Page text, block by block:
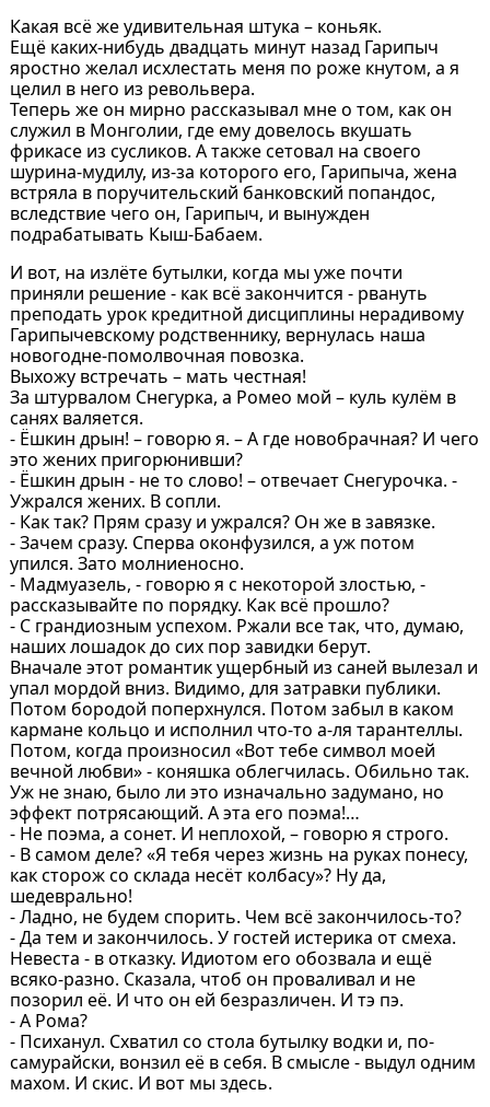
Какая всё же удивительная штука – коньяк.
Ещё каких-нибудь двадцать минут назад Гарипыч
яростно желал исхлестать меня по роже кнутом, а я
целил в него из револьвера.
Теперь же он мирно рассказывал мне о том, как он
служил в Монголии, где ему довелось вкушать
фрикасе из сусликов. А также сетовал на своего
шурина-мудилу, из-за которого его, Гарипыча, жена
встряла в поручительский банковский попандос,
вследствие чего он, Гарипыч, и вынужден
подрабатывать Кыш-Бабаем.
И вот, на излёте бутылки, когда мы уже почти
приняли решение - как всё закончится - рвануть
преподать урок кредитной дисциплины нерадивому
Гарипычевскому родственнику, вернулась наша
новогодне-помолвочная повозка.
Выхожу встречать – мать честная!
За штурвалом Снегурка, а Ромео мой – куль кулём в
санях валяется.
- Ёшкин дрын! – говорю я. – А где новобрачная? И чего
это жених пригорюнивши?
- Ёшкин дрын - не то слово! – отвечает Снегурочка. -
Ужрался жених. В сопли.
- Как так? Прям сразу и ужрался? Он же в завязке.
- Зачем сразу. Сперва оконфузился, а уж потом
упился. Зато молниеносно.
- Мадмуазель, - говорю я с некоторой злостью, -
рассказывайте по порядку. Как всё прошло?
- С грандиозным успехом. Ржали все так, что, думаю,
наших лошадок до сих пор завидки берут.
Вначале этот романтик ущербный из саней вылезал и
упал мордой вниз. Видимо, для затравки публики.
Потом бородой поперхнулся. Потом забыл в каком
кармане кольцо и исполнил что-то а-ля тарантеллы.
Потом, когда произносил «Вот тебе символ моей
вечной любви» - коняшка облегчилась. Обильно так.
Уж не знаю, было ли это изначально задумано, но
эффект потрясающий. А эта его поэма!…
- Не поэма, а сонет. И неплохой, – говорю я строго.
- В самом деле? «Я тебя через жизнь на руках понесу,
как сторож со склада несёт колбасу»? Ну да,
шедеврально!
- Ладно, не будем спорить. Чем всё закончилось-то?
- Да тем и закончилось. У гостей истерика от смеха.
Невеста - в отказку. Идиотом его обозвала и ещё
всяко-разно. Сказала, чтоб он проваливал и не
позорил её. И что он ей безразличен. И тэ пэ.
- А Рома?
- Психанул. Схватил со стола бутылку водки и, по-
самурайски, вонзил её в себя. В смысле - выдул одним
махом. И скис. И вот мы здесь.